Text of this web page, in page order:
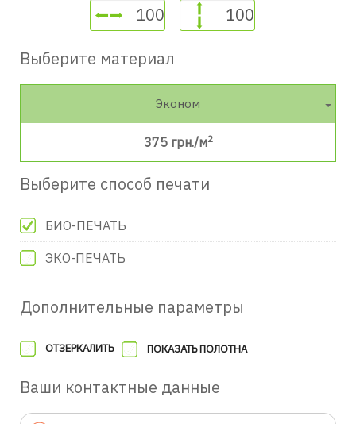
Выберите материал
Эконом
375 грн./м2
Выберите способ печати
БИО-ПЕЧАТЬ
ЭКО-ПЕЧАТЬ
Дополнительные параметры
ОТЗЕРКАЛИТЬ ПОКАЗАТЬ ПОЛОТНА
Ваши контактные данные